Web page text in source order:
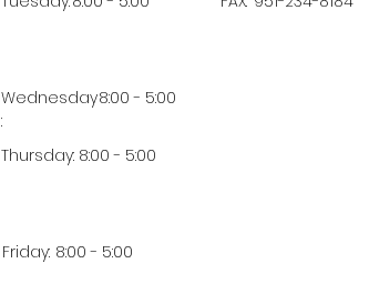
Wednesday
:
8:00 - 5:00
Thursday: 8:00 - 5:00
Friday: 8:00 - 5:00